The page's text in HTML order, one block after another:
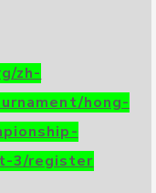
zh-
hong-
3/register